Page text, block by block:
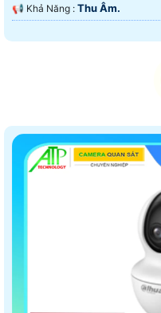
️📢 Khả Năng : Thu Âm.